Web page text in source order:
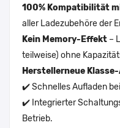
100% Kompatibilität
aller Ladezubehöre der
Kein Memory-Effekt –
teilweise) ohne
Herstellerneue
✔️ Schnelles Aufladen
✔️ Integrierter
Betrieb.